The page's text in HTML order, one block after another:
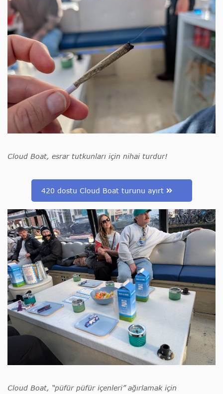
Cloud Boat, esrar tutkunları için nihai turdur!
420 dostu Cloud Boat turunu ayırt
Cloud Boat, “püfür püfür içenleri” ağırlamak için